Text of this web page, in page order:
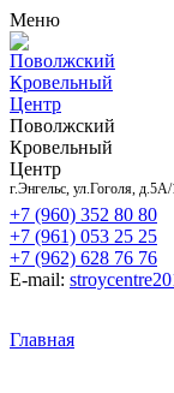
Меню
Поволжский
Кровельный
Центр
Поволжский
Кровельный
Центр
г.Энгельс, ул.Гоголя,
+7 (960) 352 80 80
+7 (961) 053 25 25
+7 (962) 628 76 76
E-mail:
Главная